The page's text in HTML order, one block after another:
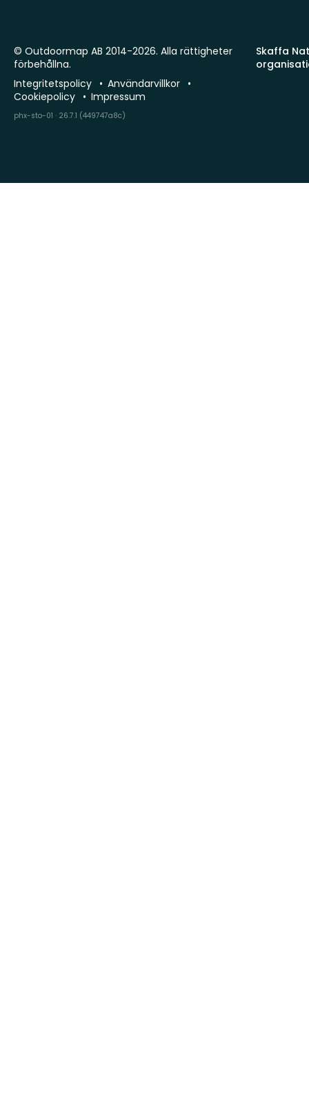
Skaffa
© Outdoormap AB 2014-2026. Alla rättigheter
förbehållna.
Integritetspolicy
Användarvillkor
Cookiepolicy
Impressum
phx-sto-01 · 26.7.1 (449747a8c)